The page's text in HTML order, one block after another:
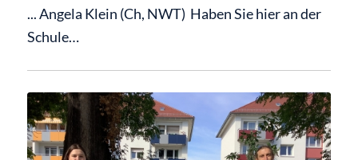
... Angela Klein (Ch, NWT) Haben Sie hier an der
Schule…